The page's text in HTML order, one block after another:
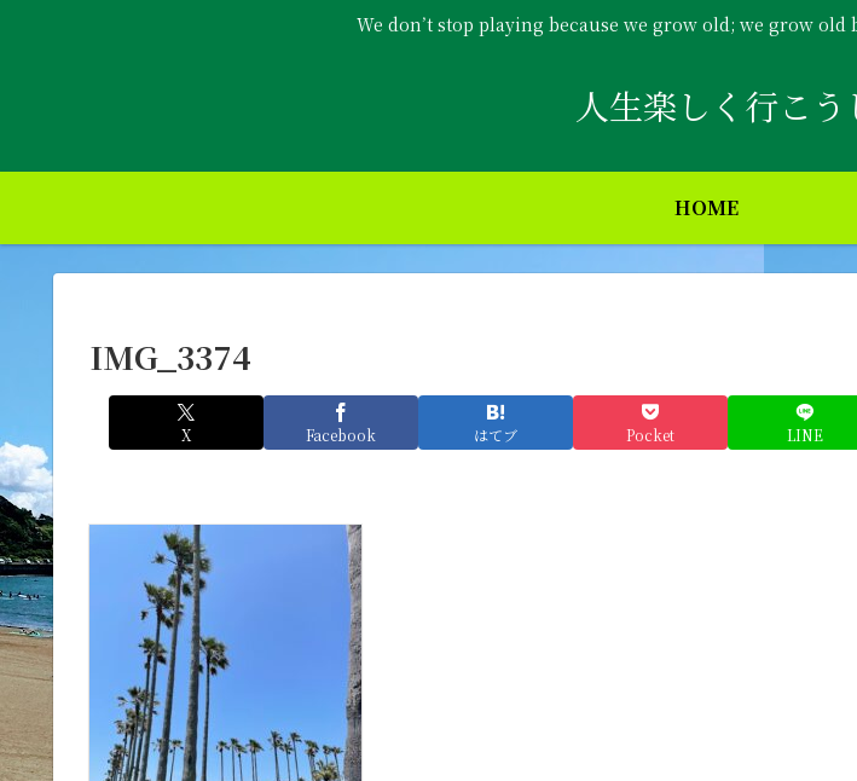
We don’t stop playing because we grow old; we grow old
人生楽しく行こう
HOME
IMG_3374
X Facebook はてブ Pocket LINE